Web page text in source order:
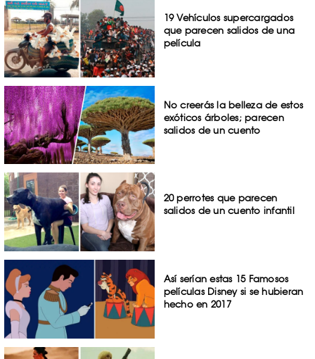
19 Vehículos supercargados
que parecen salidos de una
película
No creerás la belleza de estos
exóticos árboles; parecen
salidos de un cuento
20 perrotes que parecen
salidos de un cuento infantil
Así serían estas 15 Famosos
películas Disney si se hubieran
hecho en 2017